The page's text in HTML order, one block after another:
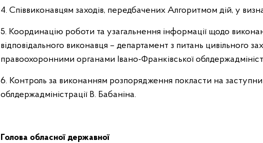
4. Співвиконавцям заходів, передбачених Алгоритмом дій, у
5. Координацію роботи та узагальнення інформації щодо
відповідального виконавця – департамент з питань цивільного
правоохоронними органами Івано-Франківської
6. Контроль за виконанням розпорядження покласти на
облдержадміністрації В. Бабаніна.
Голова обласної державної